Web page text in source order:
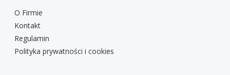
O Firmie
Kontakt
Regulamin
Polityka prywatności i cookies